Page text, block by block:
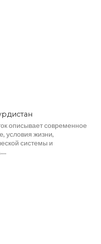
описывает современное
условия жизни,
системы и